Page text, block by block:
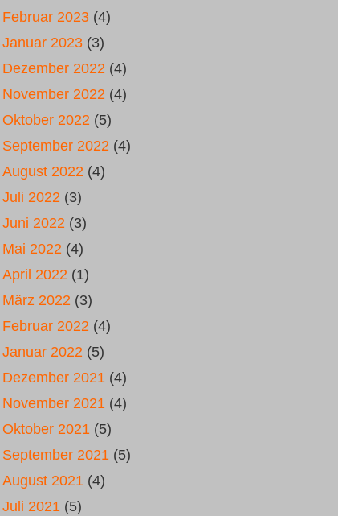
Februar 2023 (4)
Januar 2023 (3)
Dezember 2022 (4)
November 2022 (4)
Oktober 2022 (5)
September 2022 (4)
August 2022 (4)
Juli 2022 (3)
Juni 2022 (3)
Mai 2022 (4)
April 2022 (1)
März 2022 (3)
Februar 2022 (4)
Januar 2022 (5)
Dezember 2021 (4)
November 2021 (4)
Oktober 2021 (5)
September 2021 (5)
August 2021 (4)
Juli 2021 (5)